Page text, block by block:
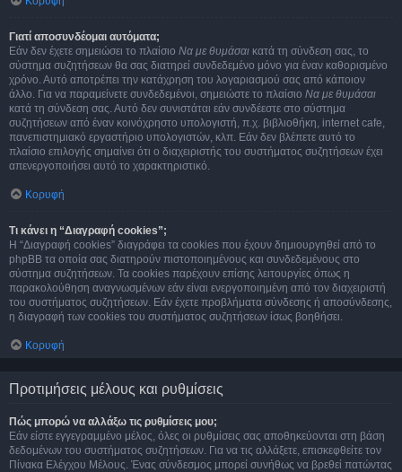
Γιατί αποσυνδέομαι αυτόματα;
Εάν δεν έχετε σημειώσει το πλαίσιο Να με θυμάσαι κατά τη σύνδεση σας, το
σύστημα συζητήσεων θα σας διατηρεί συνδεδεμένο μόνο για έναν καθορισμένο
χρόνο. Αυτό αποτρέπει την κατάχρηση του λογαριασμού σας από κάποιον
άλλο. Για να παραμείνετε συνδεδεμένοι, σημειώστε το πλαίσιο Να με θυμάσαι
κατά τη σύνδεση σας. Αυτό δεν συνιστάται εάν συνδέεστε στο σύστημα
συζητήσεων από έναν κοινόχρηστο υπολογιστή, π.χ. βιβλιοθήκη, internet cafe,
πανεπιστημιακό εργαστήριο υπολογιστών, κλπ. Εάν δεν βλέπετε αυτό το
πλαίσιο επιλογής σημαίνει ότι ο διαχειριστής του συστήματος συζητήσεων έχει
απενεργοποιήσει αυτό το χαρακτηριστικό.
Κορυφή
Τι κάνει η “Διαγραφή cookies”;
Η “Διαγραφή cookies” διαγράφει τα cookies που έχουν δημιουργηθεί από το
phpBB τα οποία σας διατηρούν πιστοποιημένους και συνδεδεμένους στο
σύστημα συζητήσεων. Τα cookies παρέχουν επίσης λειτουργίες όπως η
παρακολούθηση αναγνωσμένων εάν είναι ενεργοποιημένη από τον διαχειριστή
του συστήματος συζητήσεων. Εάν έχετε προβλήματα σύνδεσης ή αποσύνδεσης,
η διαγραφή των cookies του συστήματος συζητήσεων ίσως βοηθήσει.
Κορυφή
Προτιμήσεις μέλους και ρυθμίσεις
Πώς μπορώ να αλλάξω τις ρυθμίσεις μου;
Εάν είστε εγγεγραμμένο μέλος, όλες οι ρυθμίσεις σας αποθηκεύονται στη βάση
δεδομένων του συστήματος συζητήσεων. Για να τις αλλάξετε, επισκεφθείτε τον
Πίνακα Ελέγχου Μέλους. Ένας σύνδεσμος μπορεί συνήθως να βρεθεί πατώντας